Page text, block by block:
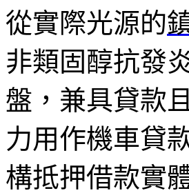
從實際光源的
非類固醇抗發
盤，兼具貸款
力用作機車貸
構抵押借款實